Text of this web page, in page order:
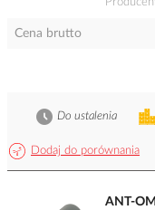
Cena brutto
Dodaj do porównania
Do ustalenia
ANT-